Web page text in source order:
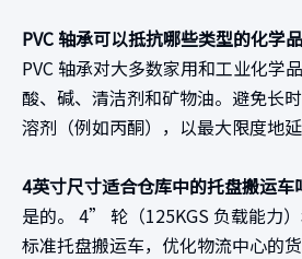
PVC 轴承可以抵抗哪些类型的化学品
PVC 轴承对大多数家用和工业化学
酸、碱、清洁剂和矿物油。避免长
溶剂（例如丙酮），以最大限度地延
4英寸尺寸适合仓库中的托盘搬运车
是的。 4” 轮（125KGS 负载能力
标准托盘搬运车，优化物流中心的